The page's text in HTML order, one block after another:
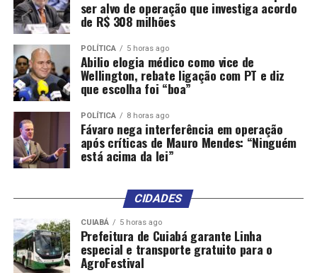
ser alvo de operação que investiga acordo
de R$ 308 milhões
POLÍTICA 5 horas ago
Abilio elogia médico como vice de
Wellington, rebate ligação com PT e diz
que escolha foi “boa”
POLÍTICA 8 horas ago
Fávaro nega interferência em operação
após críticas de Mauro Mendes: “Ninguém
está acima da lei”
CIDADES
CUIABÁ 5 horas ago
Prefeitura de Cuiabá garante Linha
especial e transporte gratuito para o
AgroFestival